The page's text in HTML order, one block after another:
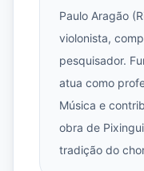
Paulo Aragão
violonista,
pesquisador.
atua como
Música e
obra de
tradição do